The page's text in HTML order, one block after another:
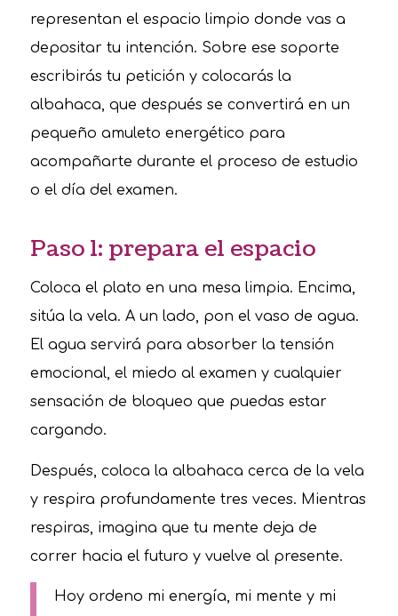
representan el espacio limpio donde vas a
depositar tu intención. Sobre ese soporte
escribirás tu petición y colocarás la
albahaca, que después se convertirá en un
pequeño amuleto energético para
acompañarte durante el proceso de estudio
o el día del examen.
Paso 1: prepara el espacio
Coloca el plato en una mesa limpia. Encima,
sitúa la vela. A un lado, pon el vaso de agua.
El agua servirá para absorber la tensión
emocional, el miedo al examen y cualquier
sensación de bloqueo que puedas estar
cargando.
Después, coloca la albahaca cerca de la vela
y respira profundamente tres veces. Mientras
respiras, imagina que tu mente deja de
correr hacia el futuro y vuelve al presente.
Hoy ordeno mi energía, mi mente y mi